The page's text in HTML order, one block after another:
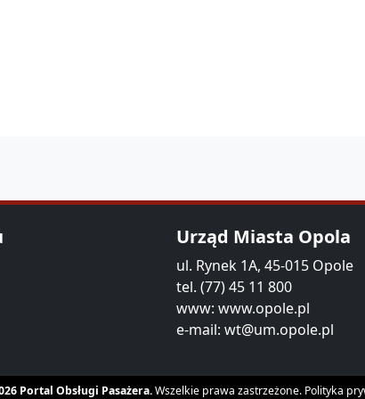
Urząd Miasta Opola
ul. Rynek 1A, 45-015 Opole
tel. (77) 45 11 800
www: www.opole.pl
e-mail: wt@um.opole.pl
Portal Obsługi Pasażera.Wszelkie prawa zastrzeżone. Polityka